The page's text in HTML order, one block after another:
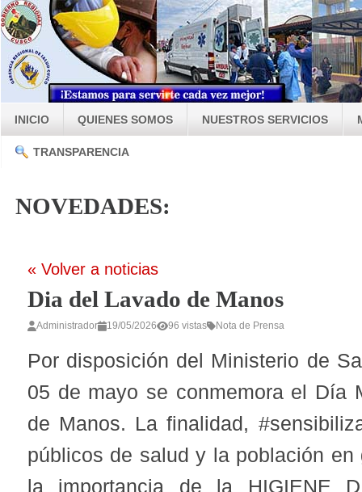
INICIO QUIENES SOMOS NUESTROS SERVICIOS
TRANSPARENCIA
NOVEDADES:
« Volver a noticias
Dia del Lavado de Manos
Administrador 19/05/2026 96 vistas Nota de Prensa
Por disposición del Ministerio de
05 de mayo se conmemora el Día
de Manos. La finalidad,
públicos de salud y la población en
la importancia de la HIGIENE